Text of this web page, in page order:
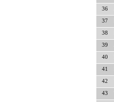
36
37
38
39
40
41
42
43